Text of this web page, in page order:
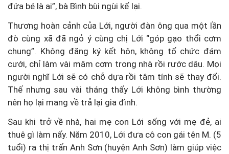
đứa bé là ai”, bà Bình bùi ngùi kể lại.
Thương hoàn cảnh của Lới, người đàn ông qua một lần
đò cùng xã đã ngỏ ý cùng chị Lới “góp gạo thổi cơm
chung”. Không đăng ký kết hôn, không tổ chức đám
cưới, chỉ làm vài mâm cơm trong nhà rồi rước dâu. Mọi
người nghĩ Lới sẽ có chỗ dựa rồi tâm tính sẽ thay đổi.
Thế nhưng sau vài tháng thấy Lới không bình thường
nên họ lại mang về trả lại gia đình.
Sau khi trở về nhà, hai mẹ con Lới sống với mẹ đẻ, ai
thuê gì làm nấy. Năm 2010, Lới đưa cô con gái tên M. (5
tuổi) ra thị trấn Anh Sơn (huyện Anh Sơn) làm giúp việc